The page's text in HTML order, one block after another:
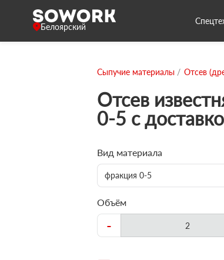
Белоярский
Сыпучие материалы Отсев
Отсев
0-5 с
Вид материала
фракция 0-5
Объём
-